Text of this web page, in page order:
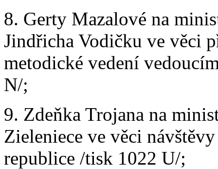
8. Gerty Mazalové na
Jindřicha Vodičku ve věci
metodické vedení
N/;
9. Zdeňka Trojana na
Zieleniece ve věci
republice /tisk 1022 U/;